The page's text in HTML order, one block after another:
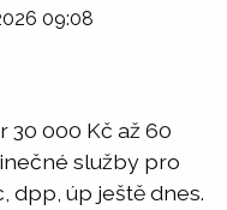
09:08
30 000 Kč až 60
služby pro
dpp, úp ještě dnes.